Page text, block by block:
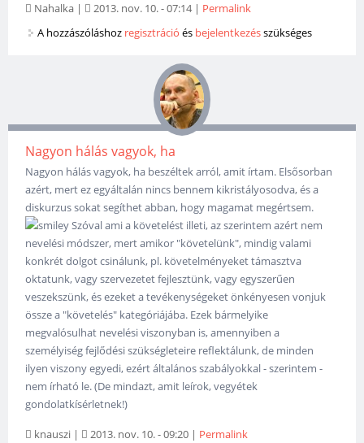
Nahalka | 2013. nov. 10. - 07:14| Permalink
A hozzászóláshoz regisztráció és bejelentkezésszükséges
Nagyon hálás vagyok, ha
Nagyon hálás vagyok, ha beszéltek arról, amit írtam. Elsősorban
azért, mert ez egyáltalán nincs bennem kikristályosodva, és a
diskurzus sokat segíthet abban, hogy magamat megértsem.
Szóval ami a követelést illeti, az szerintem azért nem
nevelési módszer, mert amikor "követelünk", mindig valami
konkrét dolgot csinálunk, pl. követelményeket támasztva
oktatunk, vagy szervezetet fejlesztünk, vagy egyszerűen
veszekszünk, és ezeket a tevékenységeket önkényesen vonjuk
össze a "követelés" kategóriájába. Ezek bármelyike
megvalósulhat nevelési viszonyban is, amennyiben a
személyiség fejlődési szükségleteire reflektálunk, de minden
ilyen viszony egyedi, ezért általános szabályokkal - szerintem -
nem írható le. (De mindazt, amit leírok, vegyétek
gondolatkísérletnek!)
knauszi | 2013. nov. 10. - 09:20 | Permalink